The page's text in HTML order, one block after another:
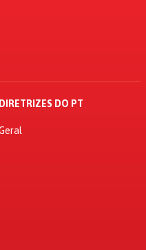
DIRETRIZES DO PT